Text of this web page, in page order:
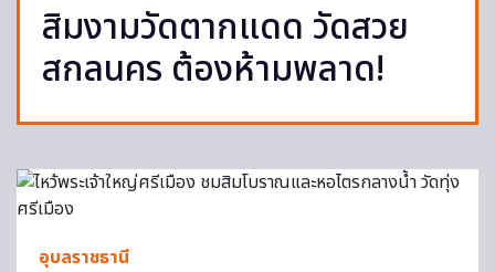
สิมงามวัดตากแดด วัดสวย
สกลนคร ต้องห้ามพลาด!
อุบลราชธานี